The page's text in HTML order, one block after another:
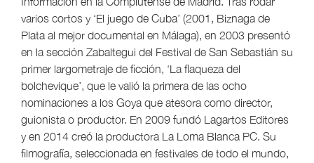
varios cortos y ‘El juego de Cuba’ (2001, Biznaga de
Plata al mejor documental en Málaga), en 2003 presentó
en la sección Zabaltegui del Festival de San Sebastián su
primer largometraje de ficción, ‘La flaqueza del
bolchevique’, que le valió la primera de las ocho
nominaciones a los Goya que atesora como director,
guionista o productor. En 2009 fundó Lagartos Editores
y en 2014 creó la productora La Loma Blanca PC. Su
filmografía, seleccionada en festivales de todo el mundo,